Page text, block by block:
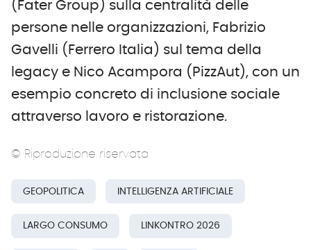
(Fater Group) sulla centralità delle
persone nelle organizzazioni, Fabrizio
Gavelli (Ferrero Italia) sul tema della
legacy e Nico Acampora (PizzAut), con un
esempio concreto di inclusione sociale
attraverso lavoro e ristorazione.
© Riproduzione riservata
GEOPOLITICA INTELLIGENZA ARTIFICIALE
LARGO CONSUMO LINKONTRO 2026